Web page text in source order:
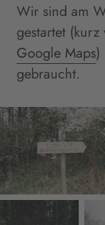
Wir sind am
gestartet
Google Maps)
gebraucht.